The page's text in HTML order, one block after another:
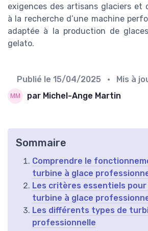
exigences des artisans glaciers et
à la recherche d’une machine
adaptée à la production de
gelato.
Publié le 15/04/2025 • Mis à
par Michel-Ange Martin
Sommaire
Comprendre le
turbine à glace
Les critères essentiels pour
turbine à glace
Les différents types de
professionnelle